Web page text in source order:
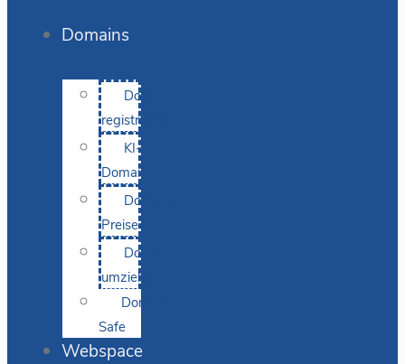
Domains
Domain
registrieren
KI-
Domainsuche
Domain-
Preise
Domain
umziehen
Domain-
Safe
Webspace